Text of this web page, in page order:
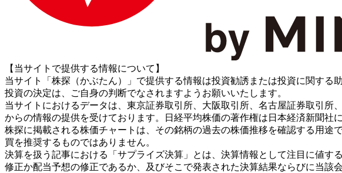
【当サイトで提供する情報について】
当サイト「株探（かぶたん）」で提供する情報は投資勧誘または投資に関する
投資の決定は、ご自身の判断でなされますようお願いいたします。
当サイトにおけるデータは、東京証券取引所、大阪取引所、名古屋証券取引所
からの情報の提供を受けております。日経平均株価の著作権は日本経済新聞社に
株探に掲載される株価チャートは、その銘柄の過去の株価推移を確認する用
買を推奨するものではありません。
決算を扱う記事における「サプライズ決算」とは、決算情報として注目に値
修正か配当予想の修正であるか、及びそこで発表された決算結果ならびに当